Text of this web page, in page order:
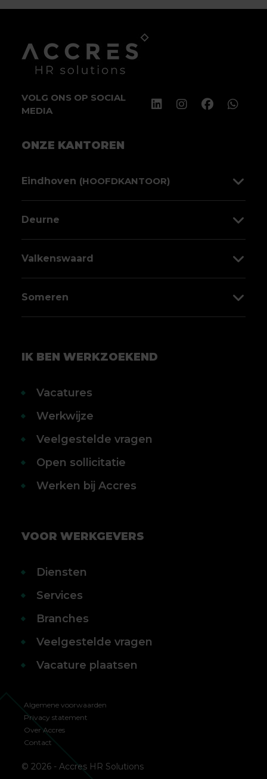
VOLG ONS OP SOCIAL
MEDIA
ONZE KANTOREN
Eindhoven (HOOFDKANTOOR)
040 303 00 03
Deurne
0493 319 900
Valkenswaard
Someren
5711 GC Someren
IK BEN WERKZOEKEND
Vacatures
Werkwijze
Veelgestelde vragen
Open sollicitatie
Werken bij Accres
VOOR WERKGEVERS
Diensten
Services
Branches
Veelgestelde vragen
Vacature plaatsen
Algemene voorwaarden
Privacy statement
Over Accres
Contact
© 2026 - Accres HR Solutions